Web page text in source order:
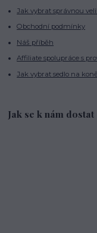
Jak vybrat správnou
Obchodní podmínky
Náš příběh
Affiliate spolupráce s
Jak vybrat sedlo na
Jak se k nám dostat